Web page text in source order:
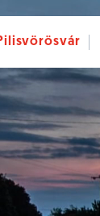
tartalomhoz